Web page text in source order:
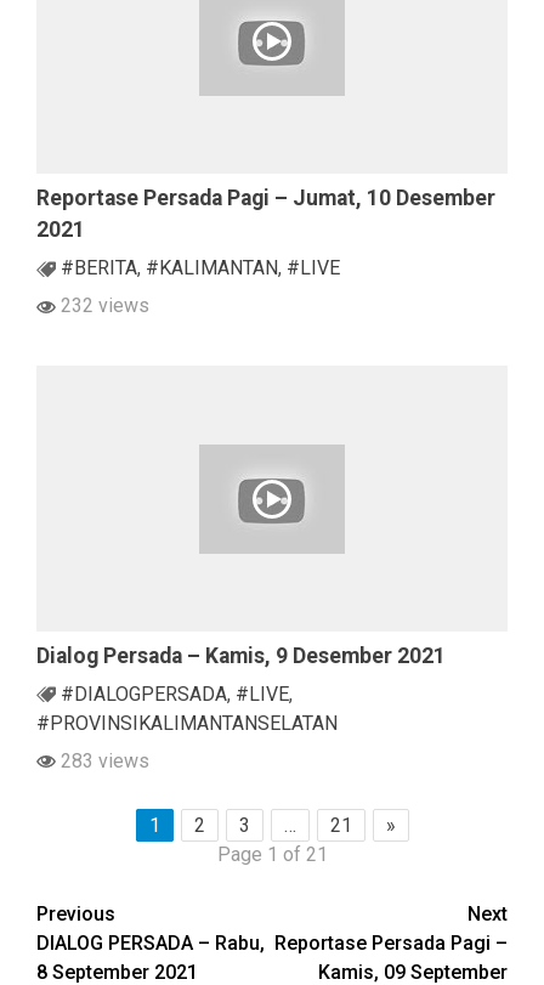
Reportase Persada Pagi – Jumat, 10 Desember
2021
#BERITA, #KALIMANTAN, #LIVE
232 views
Dialog Persada – Kamis, 9 Desember 2021
#DIALOGPERSADA, #LIVE,
#PROVINSIKALIMANTANSELATAN
283 views
1 2 3 … 21
»
Page 1 of 21
Continue
Reading
Previous
DIALOG PERSADA – Rabu,
8 September 2021
Next
Reportase Persada Pagi –
Kamis, 09 September